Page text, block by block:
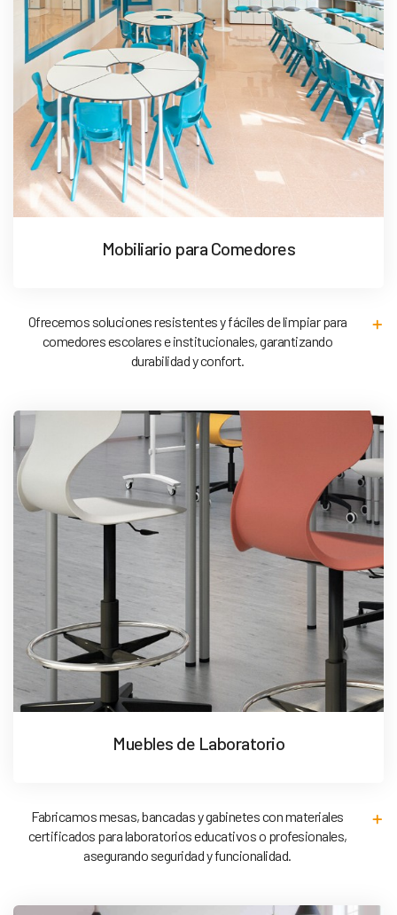
Mobiliario para Comedores
Ofrecemos soluciones resistentes y fáciles de limpiar para
comedores escolares e institucionales, garantizando
durabilidad y confort.
Muebles de Laboratorio
Fabricamos mesas, bancadas y gabinetes con materiales
certificados para laboratorios educativos o profesionales,
asegurando seguridad y funcionalidad.